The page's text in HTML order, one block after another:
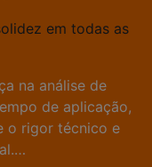
em todas as
na análise de
de aplicação,
o rigor técnico e